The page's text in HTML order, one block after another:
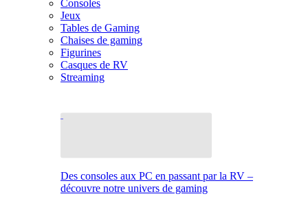
Consoles
Jeux
Tables de Gaming
Chaises de gaming
Figurines
Casques de RV
Streaming
Des consoles aux PC en passant par la RV –
découvre notre univers de gaming